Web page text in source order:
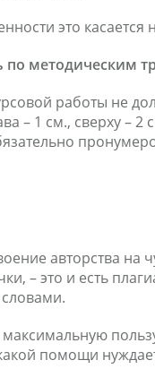
это
методическим
работы не
– 1 см., сверху
авторства на
– это и есть
помощи